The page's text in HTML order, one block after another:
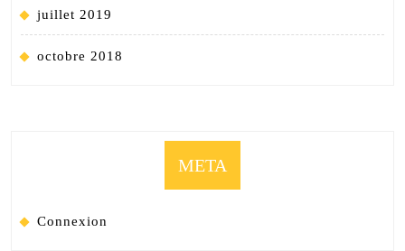
juillet 2019
octobre 2018
META
Connexion